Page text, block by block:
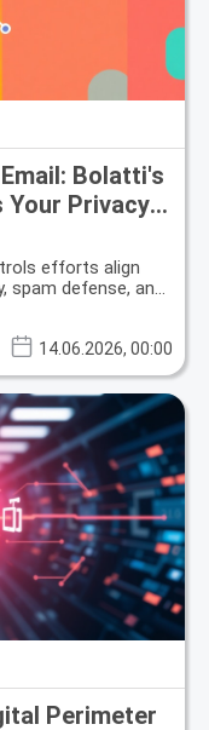
Bolatti's
Your Privacy
efforts align
spam defense, and
14.06.2026, 00:00
Perimeter